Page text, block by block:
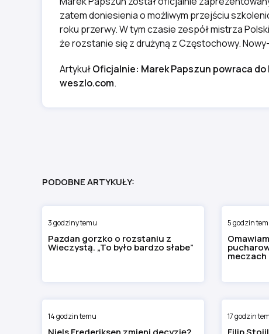
zatem doniesienia o możliwym przejściu
roku przerwy. W tym czasie zespół mistrza
że rozstanie się z drużyną z Częstochowy.
ArtykułOficjalnie: Marek Papszun powraca
weszlo.com.
PODOBNE ARTYKUŁY:
3 godziny temu
Pazdan gorzko o rozstaniu z
Wieczystą. „To było bardzo słabe”
5 godzin
14 godzin temu 17 godzin